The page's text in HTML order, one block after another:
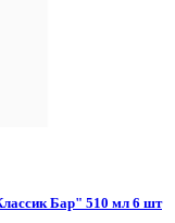
Бар" 510 мл 6 шт